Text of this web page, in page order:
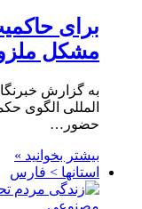
برای
مشکل
به گزارش
المللی الگوی
حضور…
بیشتر بخوانید »
استانها > فارس